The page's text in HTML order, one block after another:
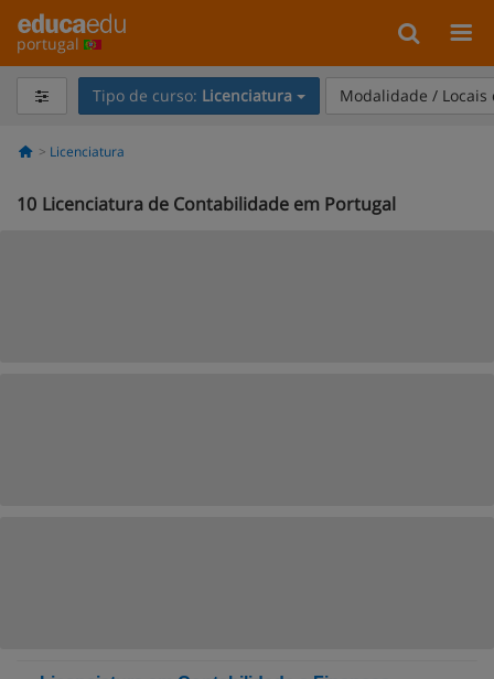
portugal
Tipo de curso: Licenciatura Modalidade /
Licenciatura
10 Licenciatura de Contabilidade em Portugal